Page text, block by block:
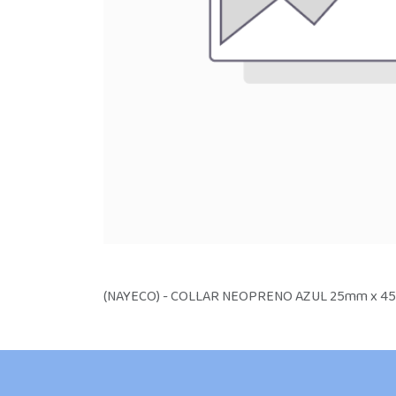
(NAYECO) - COLLAR NEOPRENO AZUL 25mm x